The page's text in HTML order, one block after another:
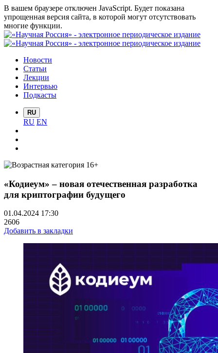
В вашем браузере отключен JavaScript. Будет показана
упрощенная версия сайта, в которой могут отсутствовать
многие функции.
Новости
Статьи
Лекции
Интервью
Подкасты
RU
RU EN
«Кодиеум» – новая отечественная разработка
для криптографии будущего
01.04.2024 17:30
2606
Добавить в закладки